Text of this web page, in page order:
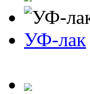
УФ-лак